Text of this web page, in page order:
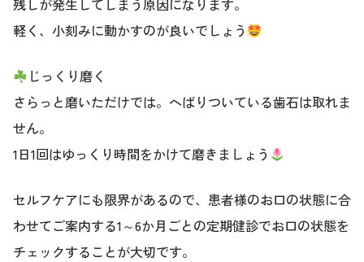
残しが発生してしまう原因になります。
軽く、小刻みに動かすのが良いでしょう
じっくり磨く
さらっと磨いただけでは。へばりついている歯石は取れま
せん。
1日1回はゆっくり時間をかけて磨きましょう
セルフケアにも限界があるので、患者様のお口の状態に合
わせてご案内する1～6か月ごとの定期健診でお口の状態を
チェックすることが大切です。